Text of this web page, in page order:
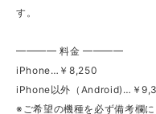
す。
━━━━ 料金 ━━━━
iPhone…￥8,250
iPhone以外（Android)…￥
※ご希望の機種を必ず備考欄に